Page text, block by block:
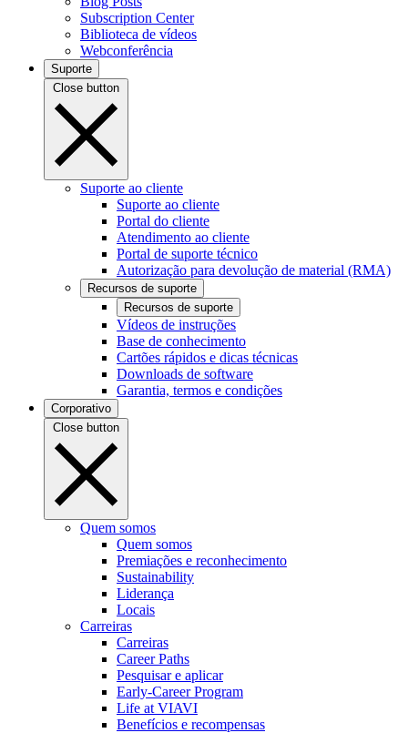
Subscription Center
Biblioteca de vídeos
Webconferência
Suporte
Close button
Suporte ao cliente
Suporte ao cliente
Portal do cliente
Atendimento ao cliente
Portal de suporte técnico
Autorização para devolução de material (RMA)
Recursos de suporte
Recursos de suporte
Vídeos de instruções
Base de conhecimento
Cartões rápidos e dicas técnicas
Downloads de software
Garantia, termos e condições
Corporativo
Close button
Quem somos
Quem somos
Premiações e reconhecimento
Sustainability
Liderança
Locais
Carreiras
Carreiras
Career Paths
Pesquisar e aplicar
Early-Career Program
Life at VIAVI
Benefícios e recompensas